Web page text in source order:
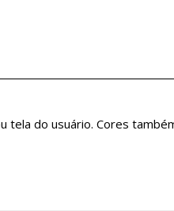
do usuário. Cores